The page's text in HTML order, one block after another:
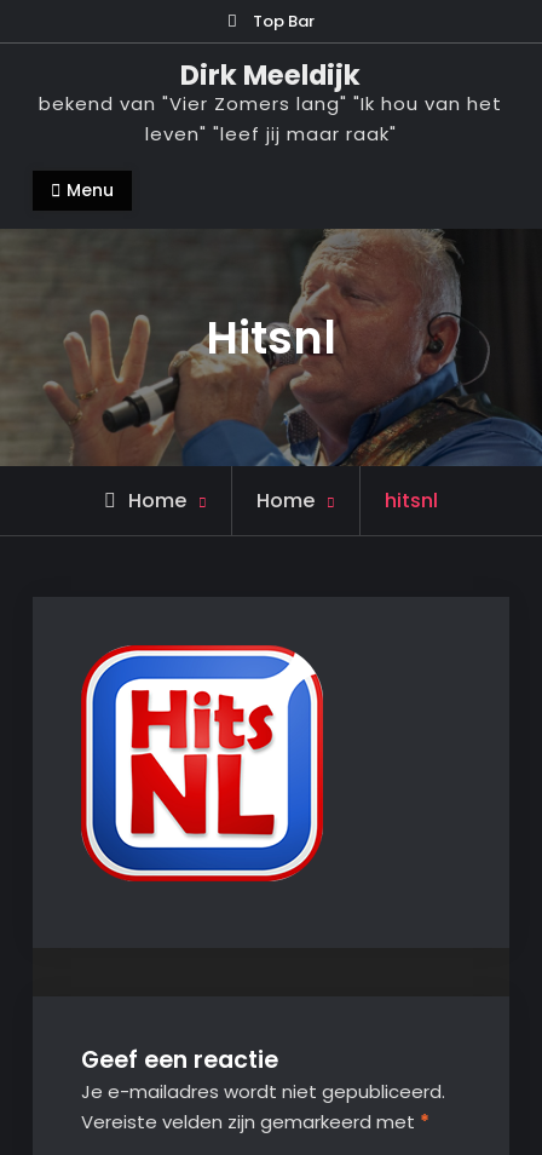
naar
inhoud
Top Bar
Dirk Meeldijk
bekend van "Vier Zomers lang" "Ik hou van het
leven" "leef jij maar raak"
Menu
Hitsnl
Home Home hitsnl
Geef een reactie
Je e-mailadres wordt niet gepubliceerd.
Vereiste velden zijn gemarkeerd met *